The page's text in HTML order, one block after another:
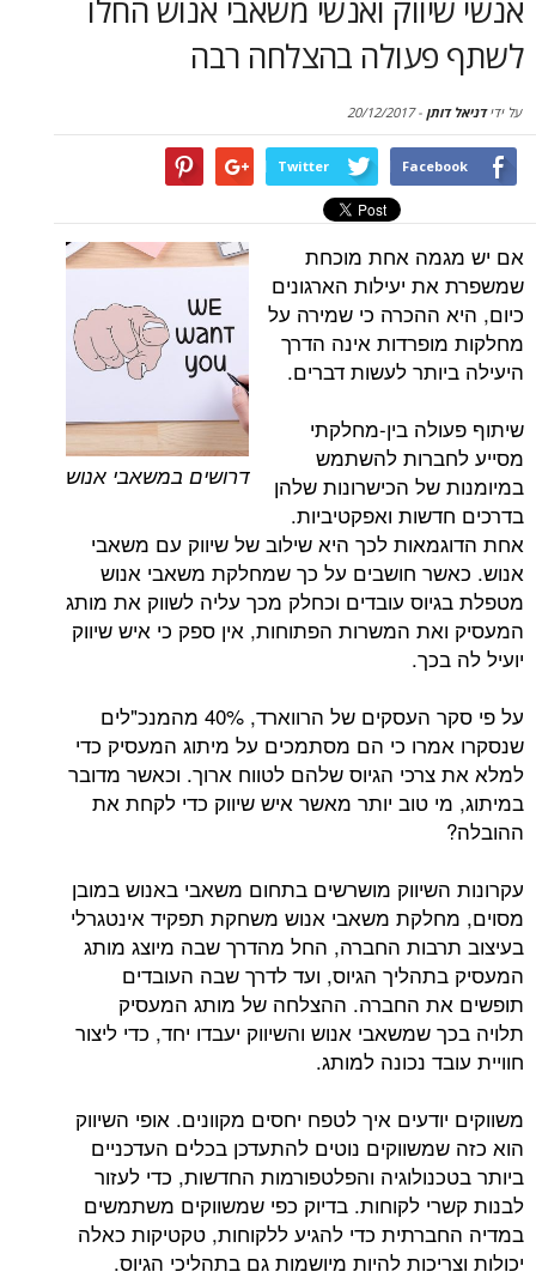
ואנשי משאבי אנוש החלו
בהצלחה רבה
-
20/12/2017
Twitter
דרושים במשאבי אנוש
אחת מוכחת
יעילות הארגונים
כי שמירה על
אינה הדרך
לעשות דברים.
בין-מחלקתי
להשתמש
הכישרונות שלהן
ואפקטיביות.
לכך היא שילוב של שיווק עם משאבי
חושבים על כך שמחלקת משאבי אנוש
עובדים וכחלק מכך עליה לשווק את מותג
המשרות הפתוחות, אין ספק כי איש שיווק
על פי סקר העסקים של הרווארד, 40% מהמנכ"לים
כי הם מסתמכים על מיתוג המעסיק כדי
הגיוס שלהם לטווח ארוך. וכאשר מדובר
טוב יותר מאשר איש שיווק כדי לקחת את
מושרשים בתחום משאבי באנוש במובן
משאבי אנוש משחקת תפקיד אינטגרלי
החברה, החל מהדרך שבה מיוצג מותג
הגיוס, ועד לדרך שבה העובדים
החברה. ההצלחה של מותג המעסיק
אנוש והשיווק יעבדו יחד, כדי ליצור
נכונה למותג.
איך לטפח יחסים מקוונים. אופי השיווק
נוטים להתעדכן בכלים העדכניים
והפלטפורמות החדשות, כדי לעזור
לקוחות. בדיוק כפי שמשווקים משתמשים
כדי להגיע ללקוחות, טקטיקות כאלה
להיות מיושמות גם בתהליכי הגיוס.